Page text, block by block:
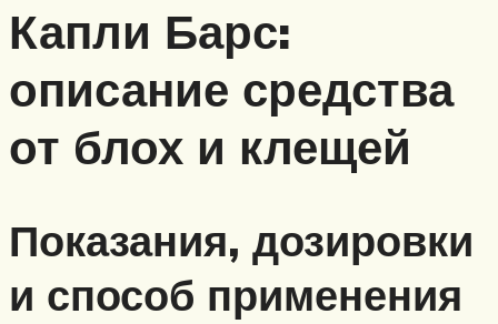
Капли Барс:
описание средства
от блох и клещей
Показания, дозировки
и способ применения